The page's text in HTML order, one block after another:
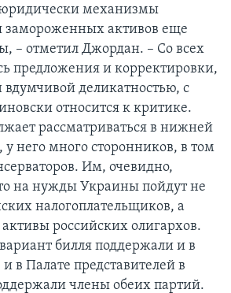
юридически механизмы
замороженных активов еще
– отметил Джордан. – Со всех
предложения и корректировки,
деликатностью, с
относится к критике.
рассматриваться в нижней
у него много сторонников, в том
Им, очевидно,
на нужды Украины пойдут не
налогоплательщиков, а
российских олигархов.
билля поддержали и в
в Палате представителей в
члены обеих партий.